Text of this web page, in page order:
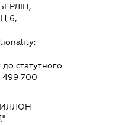
6,
до статутного
499 700